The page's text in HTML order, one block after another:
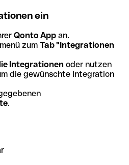
ein
Qonto App an.
zum Tab "Integrationen
Integrationen oder nutzen
die gewünschte Integration
.